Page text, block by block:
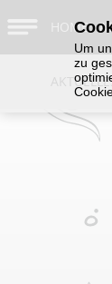
HOME
Um
zu